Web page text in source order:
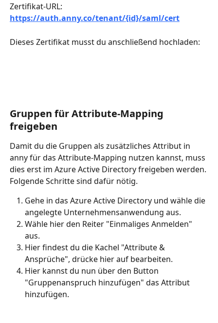
Zertifikat-URL:
https://auth.anny.co/tenant/{id}/saml/cert
Dieses Zertifikat musst du anschließend hochladen:
Gruppen für Attribute-Mapping
freigeben
Damit du die Gruppen als zusätzliches Attribut in
anny für das Attribute-Mapping nutzen kannst, muss
dies erst im Azure Active Directory freigeben werden.
Folgende Schritte sind dafür nötig.
Gehe in das Azure Active Directory und wähle die
angelegte Unternehmensanwendung aus.
Wähle hier den Reiter "Einmaliges Anmelden"
aus.
Hier findest du die Kachel "Attribute &
Ansprüche", drücke hier auf bearbeiten.
Hier kannst du nun über den Button
"Gruppenanspruch hinzufügen" das Attribut
hinzufügen.